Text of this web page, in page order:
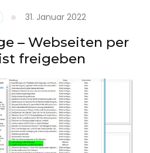
(UPN)
im
Active
Directory
31. Januar 2022
– Webseiten per
freigeben